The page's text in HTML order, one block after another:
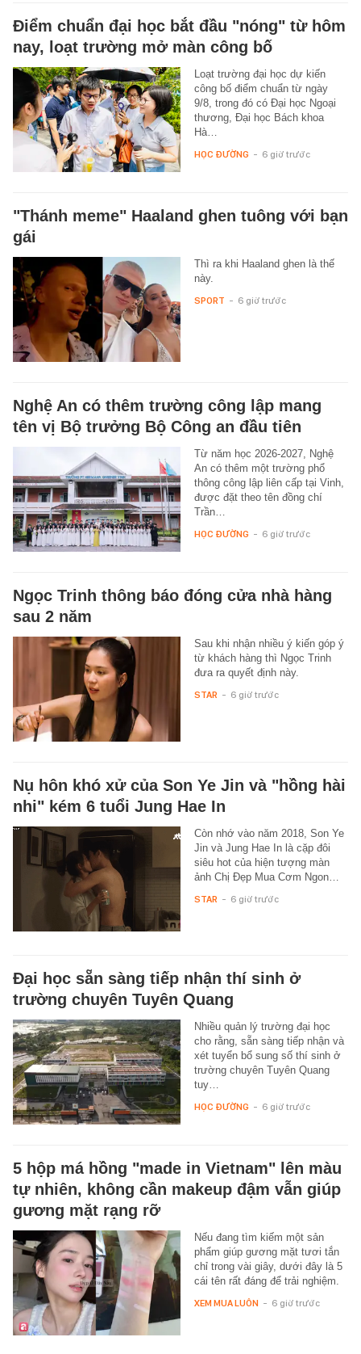
Điểm chuẩn đại học bắt đầu "nóng" từ hôm
nay, loạt trường mở màn công bố
Loạt trường đại học dự kiến
công bố điểm chuẩn từ ngày
9/8, trong đó có Đại học Ngoại
thương, Đại học Bách khoa
Hà…
HỌC ĐƯỜNG - 6 giờ trước
"Thánh meme" Haaland ghen tuông với bạn
gái
Thì ra khi Haaland ghen là thế
này.
SPORT - 6 giờ trước
Nghệ An có thêm trường công lập mang
tên vị Bộ trưởng Bộ Công an đầu tiên
Từ năm học 2026-2027, Nghệ
An có thêm một trường phổ
thông công lập liên cấp tại Vinh,
được đặt theo tên đồng chí
Trần…
HỌC ĐƯỜNG - 6 giờ trước
Ngọc Trinh thông báo đóng cửa nhà hàng
sau 2 năm
Sau khi nhận nhiều ý kiến góp ý
từ khách hàng thì Ngọc Trinh
đưa ra quyết định này.
STAR - 6 giờ trước
Nụ hôn khó xử của Son Ye Jin và "hồng hài
nhi" kém 6 tuổi Jung Hae In
Còn nhớ vào năm 2018, Son Ye
Jin và Jung Hae In là cặp đôi
siêu hot của hiện tượng màn
ảnh Chị Đẹp Mua Cơm Ngon…
STAR - 6 giờ trước
Đại học sẵn sàng tiếp nhận thí sinh ở
trường chuyên Tuyên Quang
Nhiều quản lý trường đại học
cho rằng, sẵn sàng tiếp nhận và
xét tuyển bổ sung số thí sinh ở
trường chuyên Tuyên Quang
tuy…
HỌC ĐƯỜNG - 6 giờ trước
5 hộp má hồng "made in Vietnam" lên màu
tự nhiên, không cần makeup đậm vẫn giúp
gương mặt rạng rỡ
Nếu đang tìm kiếm một sản
phẩm giúp gương mặt tươi tắn
chỉ trong vài giây, dưới đây là 5
cái tên rất đáng để trải nghiệm.
XEM MUA LUÔN - 6 giờ trước